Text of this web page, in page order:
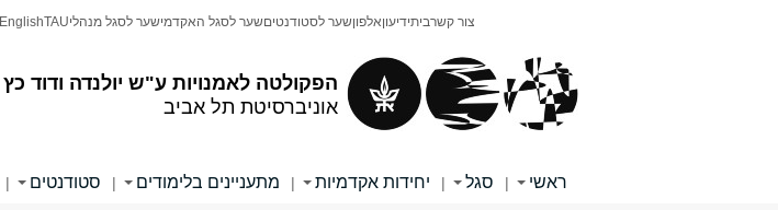
הפקולטה לאמנויות ע"ש יולנדה ודוד כץ
אוניברסיטת תל אביב
צור קשרביתידיעוןאלפוןשער לסטודנטיםשער לסגל האקדמישער לסגל מנהליTAU
English
ראשי | סגל | יחידות אקדמיות | מתעניינים בלימודים | סטודנטים |